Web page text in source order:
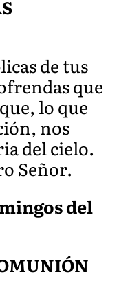
de tus
que
lo que
nos
del cielo.
Señor.
del